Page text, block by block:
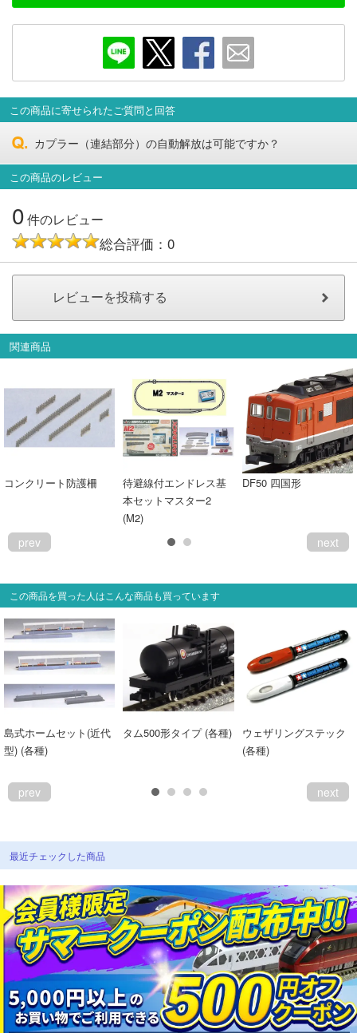
新規会員登録
会員ランクについて
会社概要
© 2026 Mid Japan, Inc.
この商品に寄せられたご質問と回答
カプラー（連結部分）の自動解放は可能ですか？
この商品のレビュー
0件のレビュー
総合評価：0
関連商品
コンクリート防護柵
待避線付エンドレス基
本セットマスター2
(M2)
DF50 四国形
prev next
この商品を買った人はこんな商品も買っています
島式ホームセット(近代
型) (各種)
タム500形タイプ (各種)
ウェザリングステック
(各種)
prev next
最近チェックした商品